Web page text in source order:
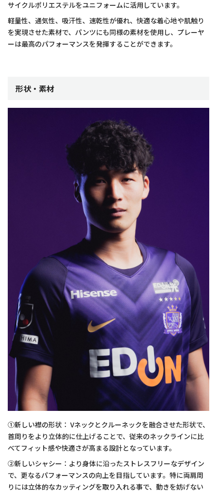
サイクルポリエステルをユニフォームに活用しています。
軽量性、通気性、吸汗性、速乾性が優れ、快適な着心地や肌触り
を実現させた素材で、パンツにも同様の素材を使用し、プレーヤ
ーは最高のパフォーマンスを発揮することができます。
形状・素材
①新しい襟の形状： Vネックとクルーネックを融合させた形状で、
首周りをより立体的に仕上げることで、従来のネックラインに比
べてフィット感や快適さが高まる設計となっています。
②新しいシャシー：より身体に沿ったストレスフリーなデザイン
で、更なるパフォーマンスの向上を目指しています。特に両肩周
りには立体的なカッティングを取り入れる事で、動きを妨げない